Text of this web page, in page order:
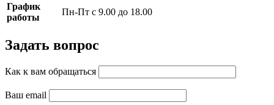
График
работы
Пн-Пт с 9.00 до 18.00
Задать вопрос
Как к вам обращаться
Ваш email